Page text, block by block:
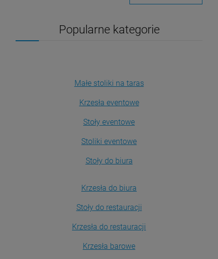
Popularne kategorie
Małe stoliki na taras
Krzesła eventowe
Stoły eventowe
Stoliki eventowe
Stoły do biura
Krzesła do biura
Stoły do restauracji
Krzesła do restauracji
Krzesła barowe